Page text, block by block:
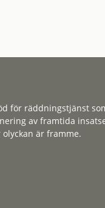
för räddningstjänst
av framtida
är framme.